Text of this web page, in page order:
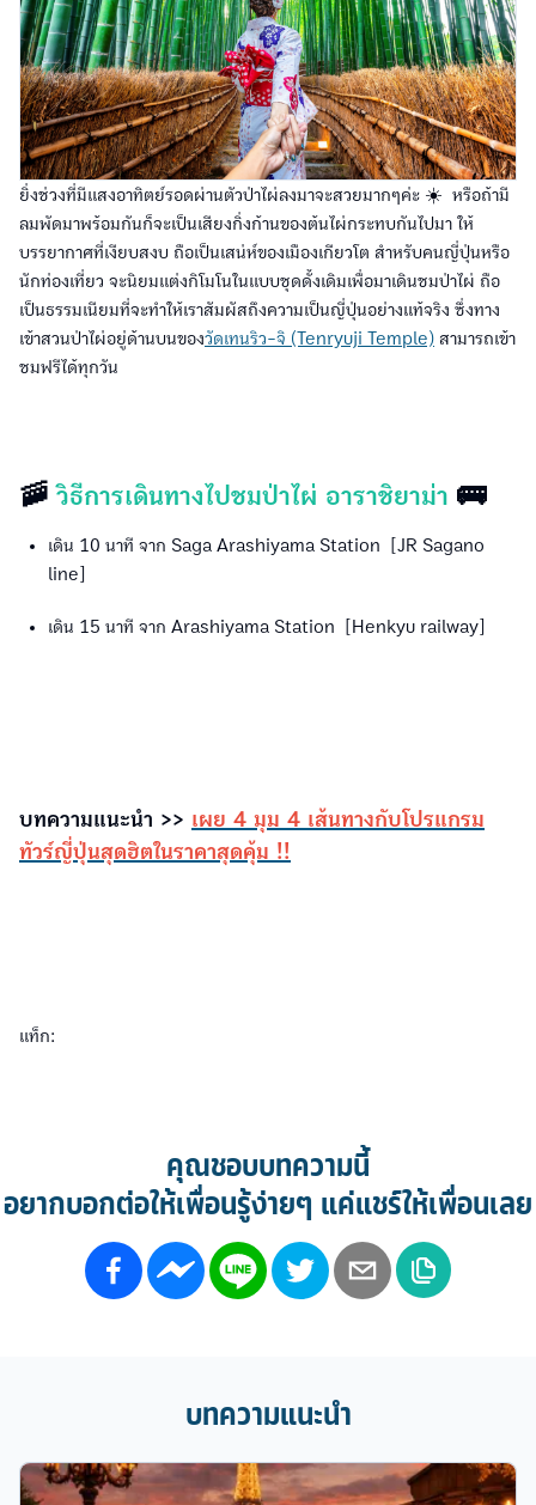
ยิ่งช่วงที่มีแสงอาทิตย์รอดผ่านตัวป่าไผ่ลงมาจะสวยมากๆค่ะ ☀️ หรือถ้ามี
ลมพัดมาพร้อมกันก็จะเป็นเสียงกิ่งก้านของต้นไผ่กระทบกันไปมา ให้
บรรยากาศที่เงียบสงบ ถือเป็นเสน่ห์ของเมืองเกียวโต สำหรับคนญี่ปุ่นหรือ
นักท่องเที่ยว จะนิยมแต่งกิโมโนในแบบชุดดั้งเดิมเพื่อมาเดินชมป่าไผ่ ถือ
เป็นธรรมเนียมที่จะทำให้เราสัมผัสถึงความเป็นญี่ปุ่นอย่างแท้จริง ซึ่งทาง
เข้าสวนป่าไผ่อยู่ด้านบนของวัดเทนริว-จิ (Tenryuji Temple) สามารถเข้า
ชมฟรีได้ทุกวัน
🚠วิธีการเดินทางไปชมป่าไผ่ อาราชิยาม่า 🚌
เดิน 10 นาที จาก Saga Arashiyama Station [JR Sagano
line]
เดิน 15 นาที จาก Arashiyama Station [Henkyu railway]
บทความแนะนำ >> เผย 4 มุม 4 เส้นทางกับโปรแกรม
ทัวร์ญี่ปุ่นสุดฮิตในราคาสุดคุ้ม !!
แท็ก:
คุณชอบบทความนี้
อยากบอกต่อให้เพื่อนรู้ง่ายๆ แค่แชร์ให้เพื่อนเลย
บทความแนะนำ